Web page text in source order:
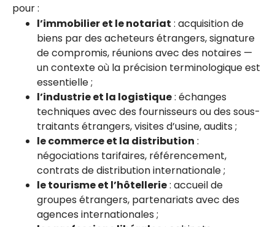
pour :
l’immobilier et le notariat : acquisition de
biens par des acheteurs étrangers, signature
de compromis, réunions avec des notaires —
un contexte où la précision terminologique est
essentielle ;
l’industrie et la logistique: échanges
techniques avec des fournisseurs ou des sous-
traitants étrangers, visites d’usine, audits ;
le commerce et la distribution :
négociations tarifaires, référencement,
contrats de distribution internationale ;
le tourisme et l’hôtellerie: accueil de
groupes étrangers, partenariats avec des
agences internationales ;